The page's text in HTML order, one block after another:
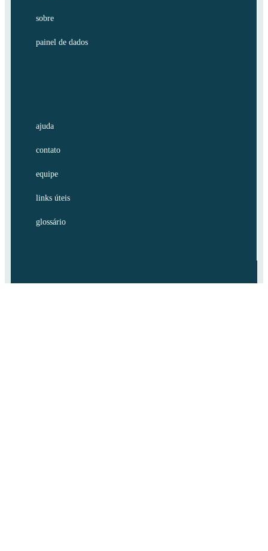
sobre
painel de dados
ajuda
contato
equipe
links úteis
glossário